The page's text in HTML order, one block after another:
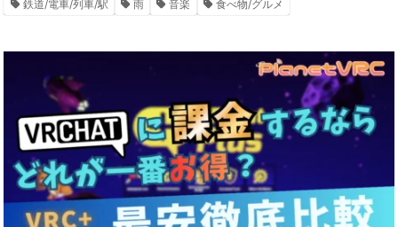
鉄道/電車/列車/駅
雨 音楽 食べ物/グルメ